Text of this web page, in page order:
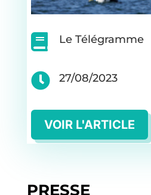
 Le Télégramme
 27/08/2023
VOIR L'ARTICLE
PRESSE